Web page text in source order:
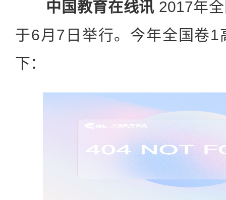
中国教育在线讯 2017年
于6月7日举行。今年全国卷1
下：